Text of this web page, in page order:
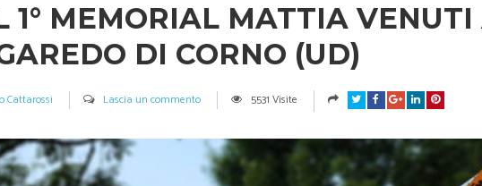
1° MEMORIAL MATTIA VENUTI
DI CORNO (UD)
Cattarossi Lascia un commento 5531 Visite